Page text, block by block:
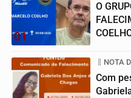
01
O
NOTA
Com